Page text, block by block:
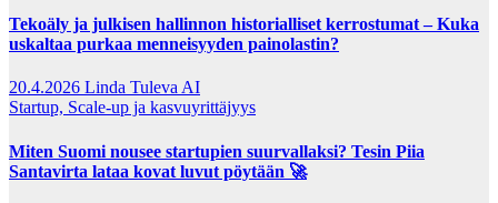
Tekoäly ja julkisen hallinnon historialliset kerrostumat – Kuka
uskaltaa purkaa menneisyyden painolastin?
20.4.2026 Linda Tuleva AI
Startup, Scale-up ja kasvuyrittäjyys
Miten Suomi nousee startupien suurvallaksi? Tesin Piia
Santavirta lataa kovat luvut pöytään 🚀